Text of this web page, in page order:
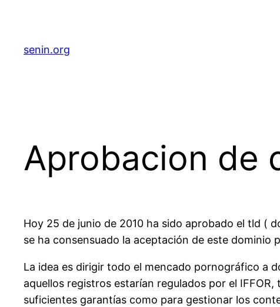
senin.org
Aprobacion de
Hoy 25 de junio de 2010 ha sido aprobado el tld (
se ha consensuado la aceptación de este dominio
La idea es dirigir todo el mencado pornográfico a
aquellos registros estarían regulados por el
suficientes garantías como para gestionar los